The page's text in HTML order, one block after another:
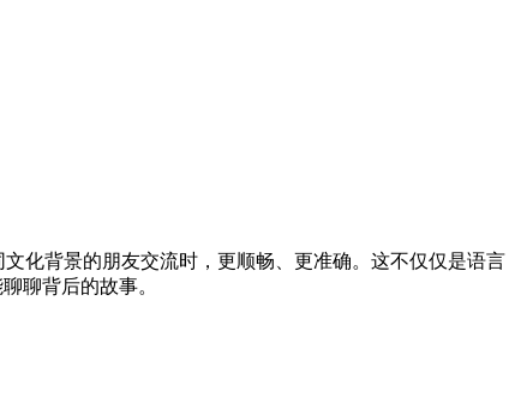
化背景的朋友交流时，更顺畅、更准确。这不仅仅是语言
聊背后的故事。